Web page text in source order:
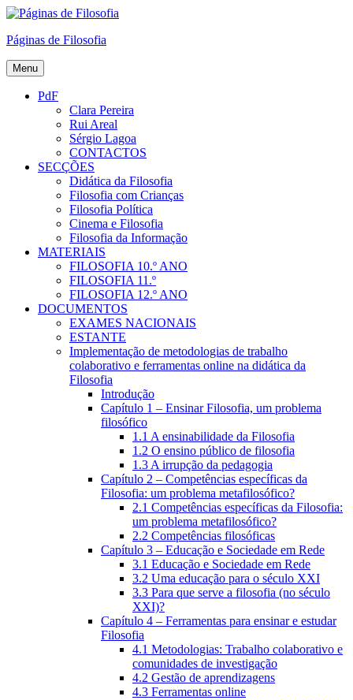
Skip
content
Páginas de Filosofia
Menu
PdF
Clara Pereira
Rui Areal
Sérgio Lagoa
CONTACTOS
SECÇÕES
Didática da Filosofia
Filosofia com Crianças
Filosofia Política
Cinema e Filosofia
Filosofia da Informação
MATERIAIS
FILOSOFIA 10.º ANO
FILOSOFIA 11.º
FILOSOFIA 12.º ANO
DOCUMENTOS
EXAMES NACIONAIS
ESTANTE
Implementação de metodologias de trabalho
colaborativo e ferramentas online na didática da
Filosofia
Introdução
Capítulo 1 – Ensinar Filosofia, um problema
filosófico
1.1 A ensinabilidade da Filosofia
1.2 O ensino público de filosofia
1.3 A irrupção da pedagogia
Capítulo 2 – Competências específicas da
Filosofia: um problema metafilosófico?
2.1 Competências específicas da Filosofia:
um problema metafilosófico?
2.2 Competências filosóficas
Capítulo 3 – Educação e Sociedade em Rede
3.1 Educação e Sociedade em Rede
3.2 Uma educação para o século XXI
3.3 Para que serve a filosofia (no século
XXI)?
Capítulo 4 – Ferramentas para ensinar e estudar
Filosofia
4.1 Metodologias: Trabalho colaborativo e
comunidades de investigação
4.2 Gestão de aprendizagens
4.3 Ferramentas online